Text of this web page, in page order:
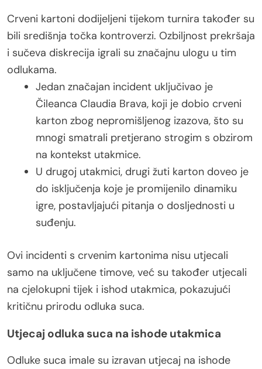
Crveni kartoni dodijeljeni tijekom turnira također su
bili središnja točka kontroverzi. Ozbiljnost prekršaja
i sučeva diskrecija igrali su značajnu ulogu u tim
odlukama.
Jedan značajan incident uključivao je
Čileanca Claudia Brava, koji je dobio crveni
karton zbog nepromišljenog izazova, što su
mnogi smatrali pretjerano strogim s obzirom
na kontekst utakmice.
U drugoj utakmici, drugi žuti karton doveo je
do isključenja koje je promijenilo dinamiku
igre, postavljajući pitanja o dosljednosti u
suđenju.
Ovi incidenti s crvenim kartonima nisu utjecali
samo na uključene timove, već su također utjecali
na cjelokupni tijek i ishod utakmica, pokazujući
kritičnu prirodu odluka suca.
Utjecaj odluka suca na ishode utakmica
Odluke suca imale su izravan utjecaj na ishode